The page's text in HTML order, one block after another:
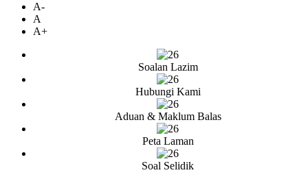
A-
A
A+
Soalan Lazim
Hubungi Kami
Aduan & Maklum Balas
Peta Laman
Soal Selidik